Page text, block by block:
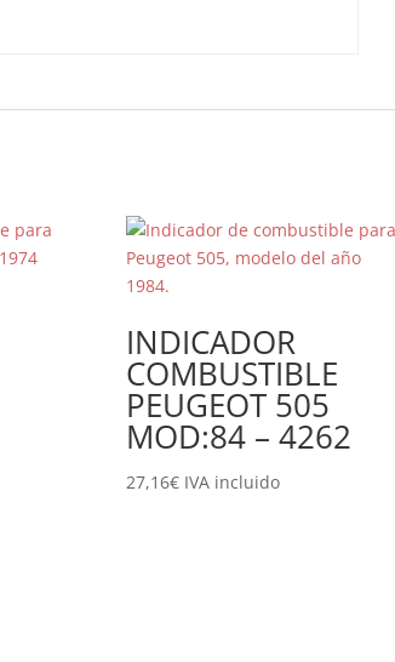
INDICADOR
COMBUSTIBLE
PEUGEOT 505
MOD:84 – 4262
27,16€ IVA incluido